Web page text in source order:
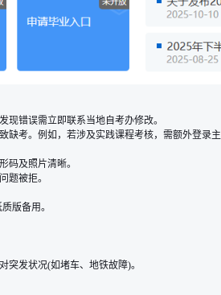
错误需立即联系当地自考办修改。
考。例如，若涉及实践课程考核，需额外登录主
码及照片清晰。
题被拒。
版备用。
突发状况(如堵车、地铁故障)。